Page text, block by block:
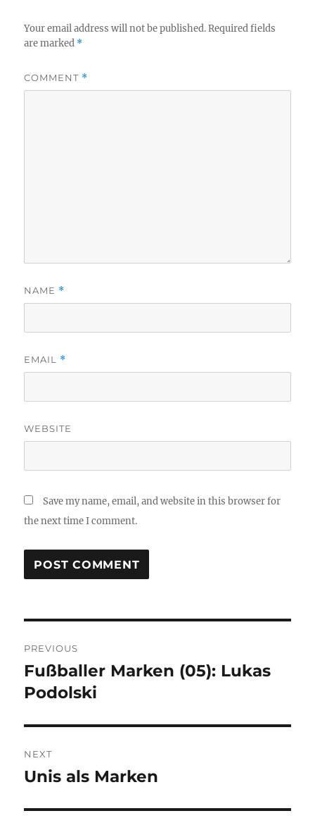
Your email address will not be published. Required fields
are marked *
COMMENT *
NAME *
EMAIL *
WEBSITE
Save my name, email, and website in this browser for
the next time I comment.
navigation
PREVIOUS
Previous
post:
Fußballer Marken (05): Lukas
Podolski
NEXT
Next
Unis als Marken